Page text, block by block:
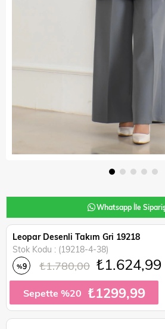
Whatsapp İle
Leopar Desenli Takım Gri 19218
Stok Kodu
(19218-4-38)
%9 ₺1.780,00 ₺1.624,99
Sepette %20 ₺1299,99